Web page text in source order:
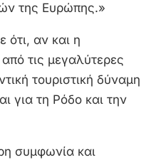
της Ευρώπης.»
ότι, αν και η
τις μεγαλύτερες
τουριστική δύναμη
για τη Ρόδο και την
συμφωνία και